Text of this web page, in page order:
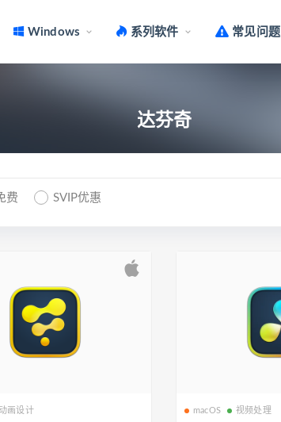
Windows 系列软件 常见问题
达芬奇
费 SVIP优惠
画设计 macOS 视频处理